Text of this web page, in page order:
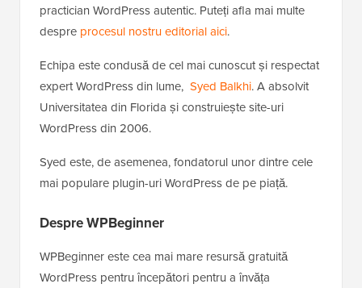
practician WordPress autentic. Puteți afla mai multe
despre procesul nostru editorial aici.
Echipa este condusă de cel mai cunoscut și respectat
expert WordPress din lume, Syed Balkhi. A absolvit
Universitatea din Florida și construiește site-uri
WordPress din 2006.
Syed este, de asemenea, fondatorul unor dintre cele
mai populare plugin-uri WordPress de pe piață.
Despre WPBeginner
WPBeginner este cea mai mare resursă gratuită
WordPress pentru începători pentru a învăța